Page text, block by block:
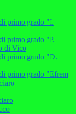
primo grado "I.
primo grado "P.
di Vico
primo grado "D.
primo grado "Efrem